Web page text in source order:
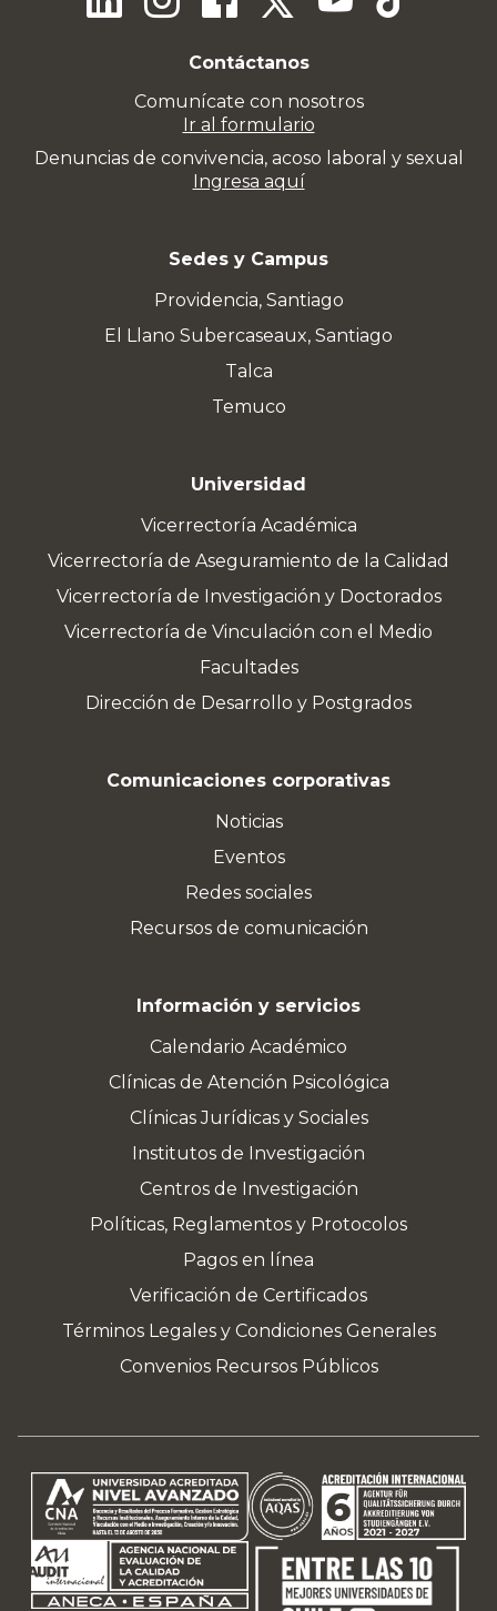
Contáctanos
Comunícate con nosotros
Ir al formulario
Denuncias de convivencia, acoso laboral y sexual
Ingresa aquí
Sedes y Campus
Providencia, Santiago
El Llano Subercaseaux, Santiago
Talca
Temuco
Universidad
Vicerrectoría Académica
Vicerrectoría de Aseguramiento de la Calidad
Vicerrectoría de Investigación y Doctorados
Vicerrectoría de Vinculación con el Medio
Facultades
Dirección de Desarrollo y Postgrados
Comunicaciones corporativas
Noticias
Eventos
Redes sociales
Recursos de comunicación
Información y servicios
Calendario Académico
Clínicas de Atención Psicológica
Clínicas Jurídicas y Sociales
Institutos de Investigación
Centros de Investigación
Políticas, Reglamentos y Protocolos
Pagos en línea
Verificación de Certificados
Términos Legales y Condiciones Generales
Convenios Recursos Públicos